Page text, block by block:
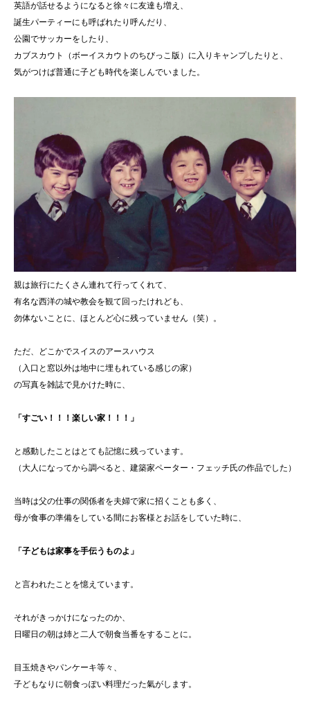
英語が話せるようになると徐々に友達も増え、
誕生パーティーにも呼ばれたり呼んだり、
公園でサッカーをしたり、
カブスカウト（ボーイスカウトのちびっこ版）に入りキャンプしたりと、
気がつけば普通に子ども時代を楽しんでいました。
親は旅行にたくさん連れて行ってくれて、
有名な西洋の城や教会を観て回ったけれども、
勿体ないことに、ほとんど心に残っていません（笑）。
ただ、どこかでスイスのアースハウス
（入口と窓以外は地中に埋もれている感じの家）
の写真を雑誌で見かけた時に、
「すごい！！！楽しい家！！！」
と感動したことはとても記憶に残っています。
（大人になってから調べると、建築家ペーター・フェッチ氏の作品でした）
当時は父の仕事の関係者を夫婦で家に招くことも多く、
母が食事の準備をしている間にお客様とお話をしていた時に、
「子どもは家事を手伝うものよ」
と言われたことを憶えています。
それがきっかけになったのか、
日曜日の朝は姉と二人で朝食当番をすることに。
目玉焼きやパンケーキ等々、
子どもなりに朝食っぽい料理だった氣がします。